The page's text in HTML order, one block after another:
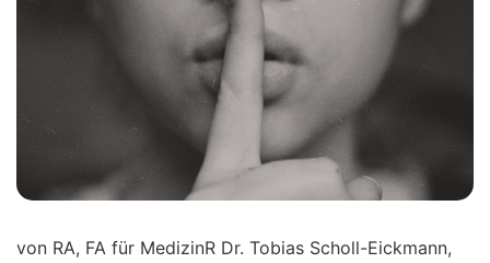
von RA, FA für MedizinR Dr. Tobias Scholl-Eickmann,